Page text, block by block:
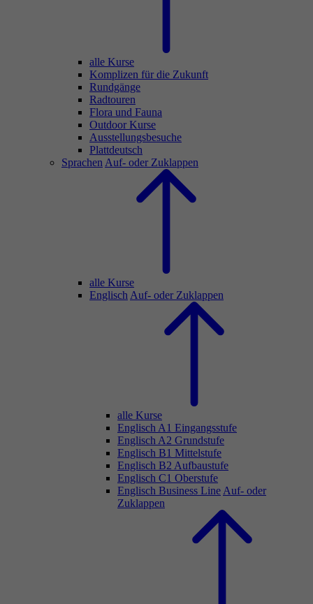
alle Kurse
Komplizen für die Zukunft
Rundgänge
Radtouren
Flora und Fauna
Outdoor Kurse
Ausstellungsbesuche
Plattdeutsch
Sprachen Auf- oder Zuklappen
alle Kurse
Englisch Auf- oder Zuklappen
alle Kurse
Englisch A1 Eingangsstufe
Englisch A2 Grundstufe
Englisch B1 Mittelstufe
Englisch B2 Aufbaustufe
Englisch C1 Oberstufe
Englisch Business Line Auf- oder
Zuklappen